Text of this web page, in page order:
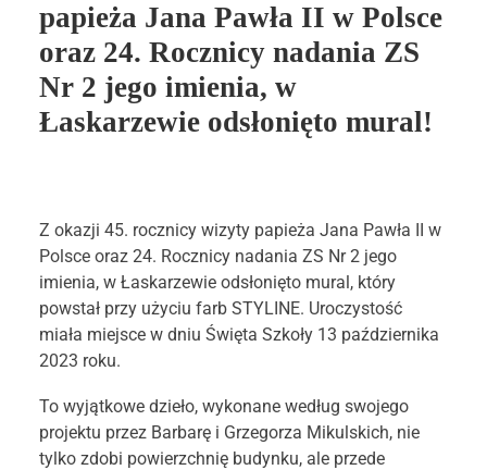
STYLIN
papieża Jana Pawła II w Polsce
oraz 24. Rocznicy nadania ZS
Nr 2 jego imienia, w
Łaskarzewie odsłonięto mural!
Z okazji 45. rocznicy wizyty papieża Jana Pawła II w
Polsce oraz 24. Rocznicy nadania ZS Nr 2 jego
imienia, w Łaskarzewie odsłonięto mural, który
powstał przy użyciu farb STYLINE. Uroczystość
miała miejsce w dniu Święta Szkoły 13 października
2023 roku.
To wyjątkowe dzieło, wykonane według swojego
projektu przez Barbarę i Grzegorza Mikulskich, nie
tylko zdobi powierzchnię budynku, ale przede